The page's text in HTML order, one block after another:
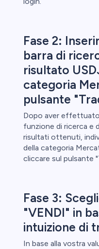
Fase 2:
barra di
risultato
categoria
pulsante
Dopo aver effettuato
funzione di ricerca e
risultati ottenuti,
della categoria
cliccare sul pulsante
Fase 3:
"VENDI" in
intuizione di
In base alla vostra